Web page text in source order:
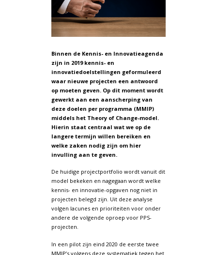
Binnen de Kennis- en Innovatieagenda
zijn in 2019 kennis- en
innovatiedoelstellingen geformuleerd
waar nieuwe projecten een antwoord
op moeten geven. Op dit moment wordt
gewerkt aan een aanscherping van
deze doelen per programma (MMIP)
middels het Theory of Change-model.
Hierin staat centraal wat we op de
langere termijn willen bereiken en
welke zaken nodig zijn om hier
invulling aan te geven.
De huidige projectportfolio wordt vanuit dit
model bekeken en nagegaan wordt welke
kennis- en innovatie-opgaven nog niet in
projecten belegd zijn. Uit deze analyse
volgen lacunes en prioriteiten voor onder
andere de volgende oproep voor PPS-
projecten.
In een pilot zijn eind 2020 de eerste twee
MMIP’s volgens deze systematiek tegen het